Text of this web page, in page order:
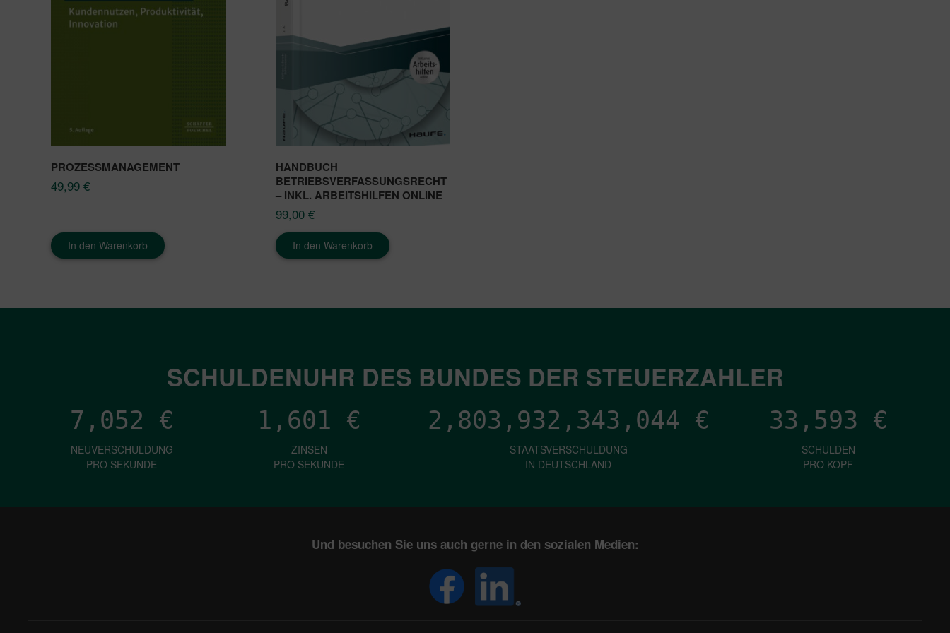
PROZESSMANAGEMENT
49,99 €
In den Warenkorb
HANDBUCH
BETRIEBSVERFASSUNGSRECHT
– INKL. ARBEITSHILFEN ONLINE
99,00 €
In den Warenkorb
SCHULDENUHR DES BUNDES DER STEUERZAHLER
7,052 €
NEUVERSCHULDUNG
PRO SEKUNDE
1,601 €
ZINSEN
PRO SEKUNDE
2,803,932,348,544 €
STAATSVERSCHULDUNG
IN DEUTSCHLAND
33,593 €
SCHULDEN
PRO KOPF
Und besuchen Sie uns auch gerne in den sozialen Medien: